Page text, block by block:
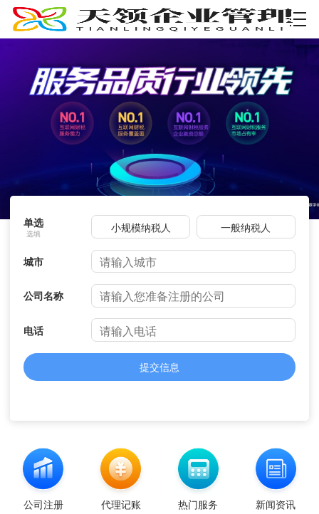
资质许可
单选 小规模纳税人 一般纳税人
城市
公司名称
电话
提交信息
公司注册 代理记账 热门服务 新闻资讯